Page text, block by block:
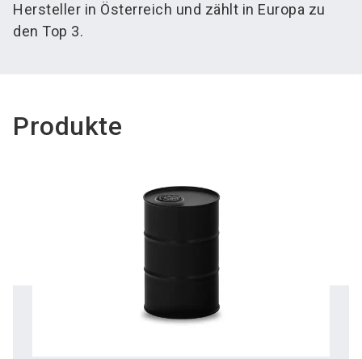
Hersteller in Österreich und zählt in Europa zu
den Top 3.
Produkte